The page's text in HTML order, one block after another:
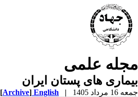
علمی
های پستان ایران
مرداد 1405 |
English
[Archive]